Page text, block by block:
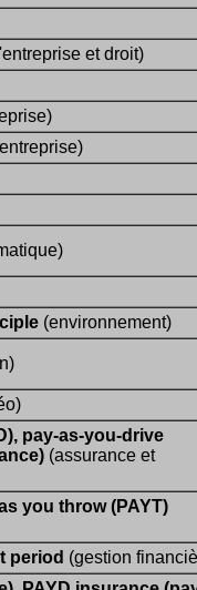
et droit)
(environnement)
pay-as-you-drive
(assurance et
you throw (PAYT)
period (gestion